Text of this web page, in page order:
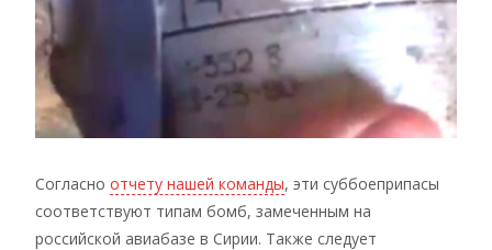
Согласно отчету нашей команды, эти суббоеприпасы
соответствуют типам бомб, замеченным на
российской авиабазе в Сирии. Также следует